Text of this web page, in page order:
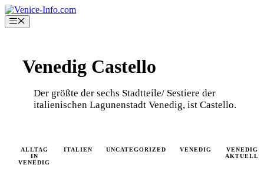
Skip
to
content
Menu
Venedig Castello
Der größte der sechs Stadtteile/ Sestiere der
italienischen Lagunenstadt Venedig, ist Castello.
ALLTAG
IN
VENEDIG
ITALIEN UNCATEGORIZED VENEDIG
VENEDIG
AKTUELL